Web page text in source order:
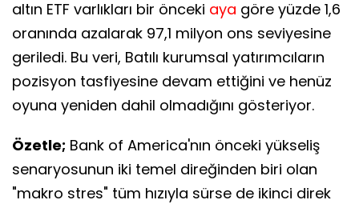
altın ETF varlıkları bir önceki aya göre yüzde 1,6
oranında azalarak 97,1 milyon ons seviyesine
geriledi. Bu veri, Batılı kurumsal yatırımcıların
pozisyon tasfiyesine devam ettiğini ve henüz
oyuna yeniden dahil olmadığını gösteriyor.
Özetle; Bank of America'nın önceki yükseliş
senaryosunun iki temel direğinden biri olan
"makro stres" tüm hızıyla sürse de ikinci direk